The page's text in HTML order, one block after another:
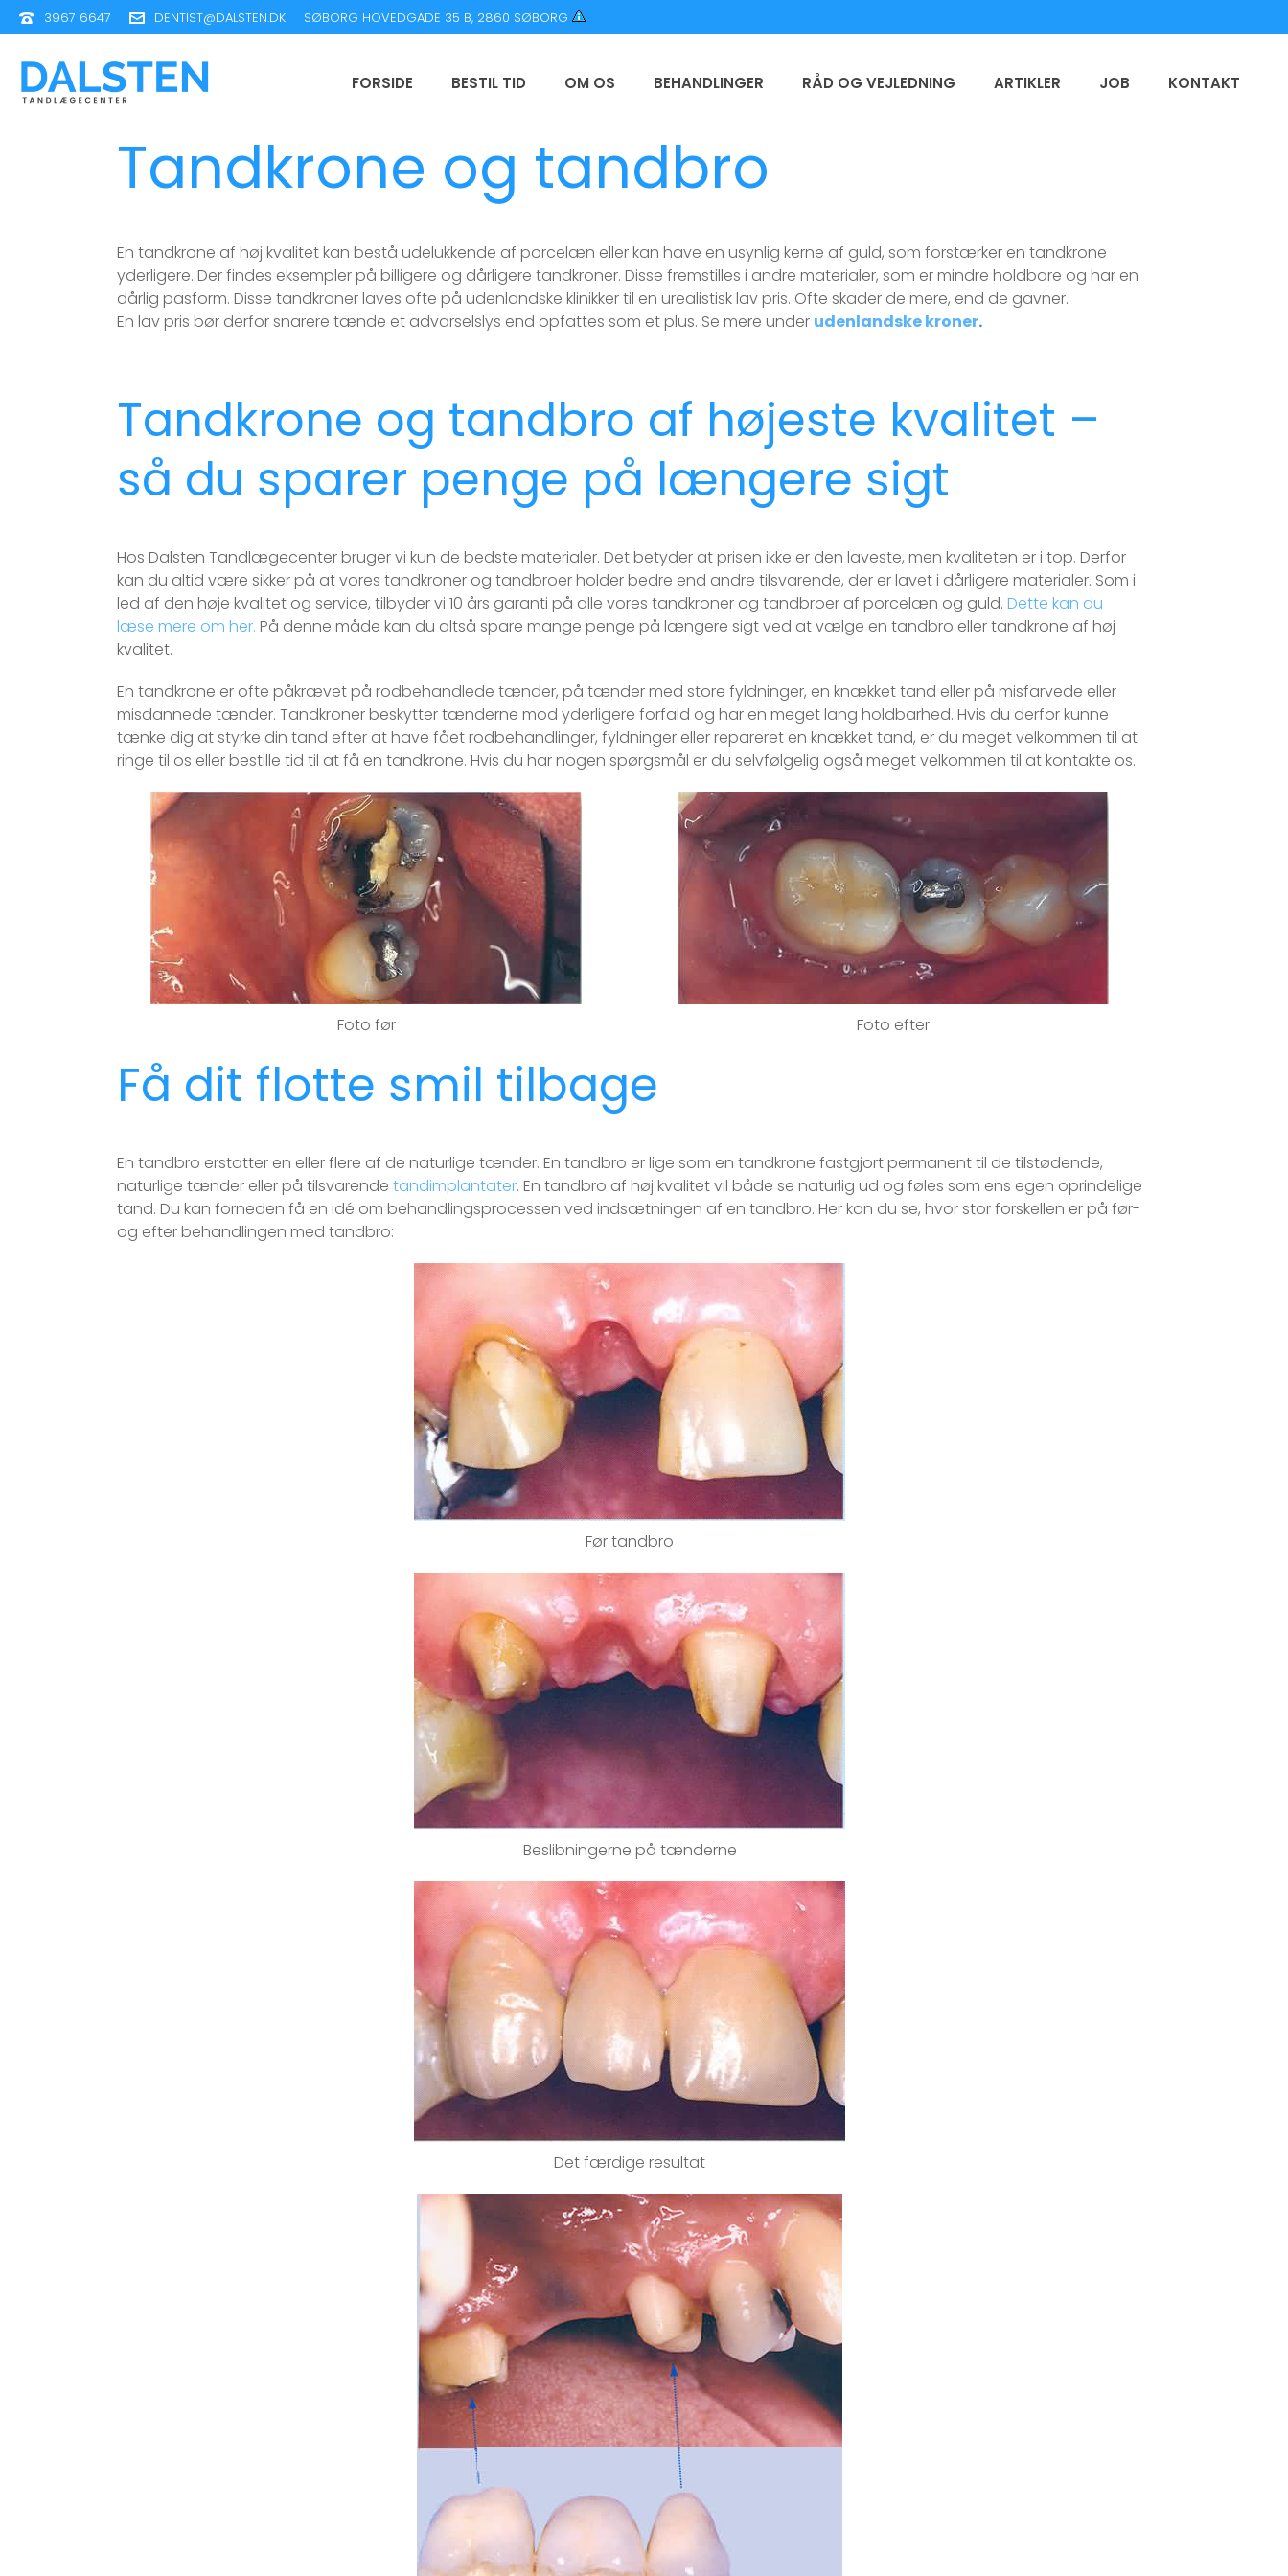
3967 6647 DENTIST@DALSTEN.DK SØBORG HOVEDGADE 35 B, 2860 SØBORG
FORSIDE BESTIL TID OM OS BEHANDLINGER RÅD OG VEJLEDNING ARTIKLER JOB KONTAKT
Tandkrone og tandbro
En tandkrone af høj kvalitet kan bestå udelukkende af porcelæn eller kan have en usynlig kerne af guld, som forstærker en tandkrone
yderligere. Der findes eksempler på billigere og dårligere tandkroner. Disse fremstilles i andre materialer, som er mindre holdbare og har en
dårlig pasform. Disse tandkroner laves ofte på udenlandske klinikker til en urealistisk lav pris. Ofte skader de mere, end de gavner.
En lav pris bør derfor snarere tænde et advarselslys end opfattes som et plus. Se mere under udenlandske kroner.
Tandkrone og tandbro af højeste kvalitet –
så du sparer penge på længere sigt
Hos Dalsten Tandlægecenter bruger vi kun de bedste materialer. Det betyder at prisen ikke er den laveste, men kvaliteten er i top. Derfor
kan du altid være sikker på at vores tandkroner og tandbroer holder bedre end andre tilsvarende, der er lavet i dårligere materialer. Som i
led af den høje kvalitet og service, tilbyder vi 10 års garanti på alle vores tandkroner og tandbroer af porcelæn og guld. Dette kan du
læse mere om her. På denne måde kan du altså spare mange penge på længere sigt ved at vælge en tandbro eller tandkrone af høj
kvalitet.
En tandkrone er ofte påkrævet på rodbehandlede tænder, på tænder med store fyldninger, en knækket tand eller på misfarvede eller
misdannede tænder. Tandkroner beskytter tænderne mod yderligere forfald og har en meget lang holdbarhed. Hvis du derfor kunne
tænke dig at styrke din tand efter at have fået rodbehandlinger, fyldninger eller repareret en knækket tand, er du meget velkommen til at
ringe til os eller bestille tid til at få en tandkrone. Hvis du har nogen spørgsmål er du selvfølgelig også meget velkommen til at kontakte os.
Foto før Foto efter
Få dit flotte smil tilbage
En tandbro erstatter en eller flere af de naturlige tænder. En tandbro er lige som en tandkrone fastgjort permanent til de tilstødende,
naturlige tænder eller på tilsvarende tandimplantater. En tandbro af høj kvalitet vil både se naturlig ud og føles som ens egen oprindelige
tand. Du kan forneden få en idé om behandlingsprocessen ved indsætningen af en tandbro. Her kan du se, hvor stor forskellen er på før-
og efter behandlingen med tandbro:
Før tandbro
Beslibningerne på tænderne
Det færdige resultat